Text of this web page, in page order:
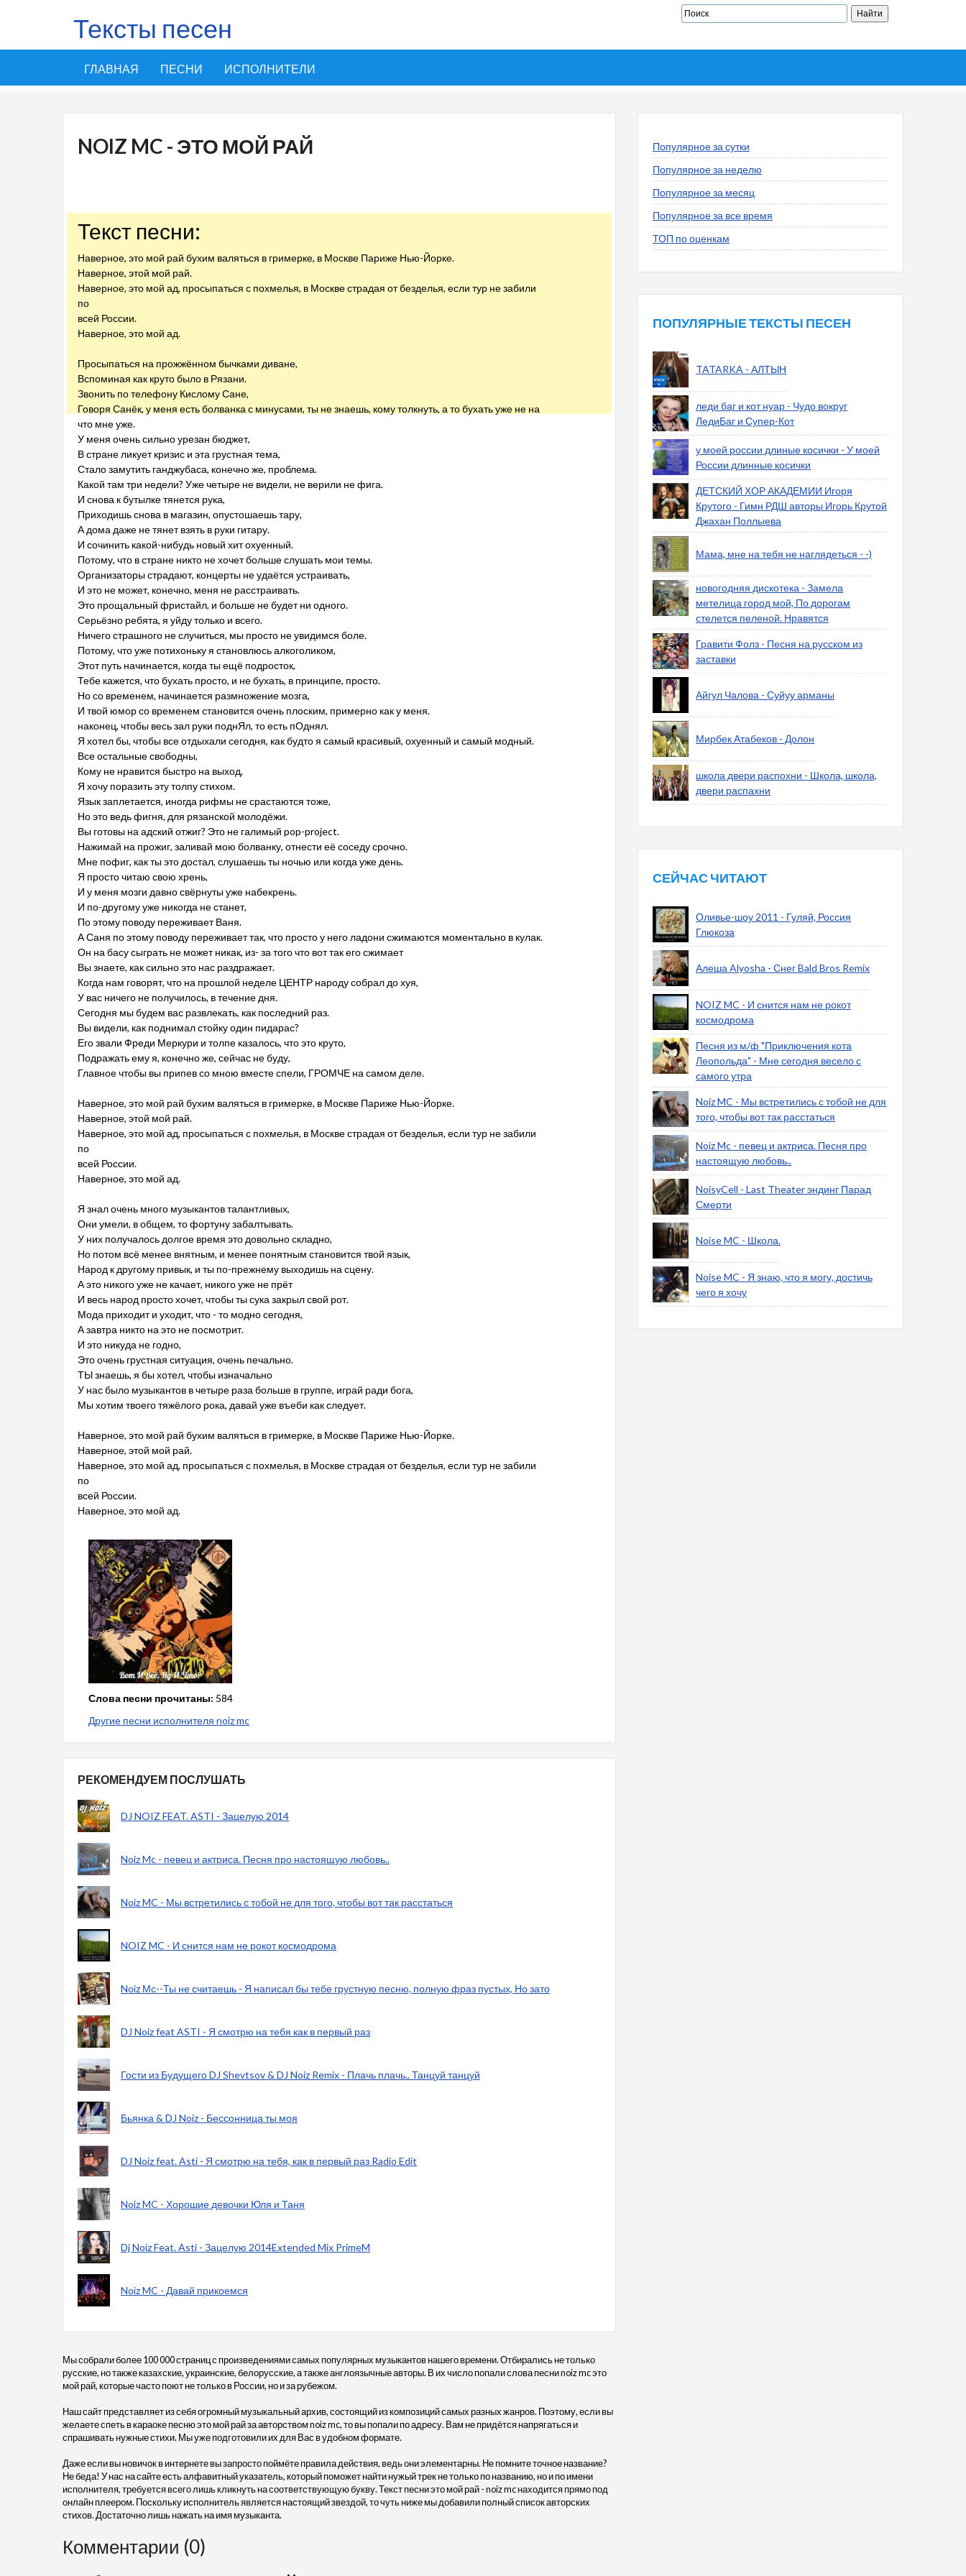
Тексты песен
ГЛАВНАЯ ПЕСНИ ИСПОЛНИТЕЛИ
NOIZ MC - ЭТО МОЙ РАЙ
Текст песни:
Наверное, это мой рай бухим валяться в гримерке, в Москве Париже Нью-Йорке.
Наверное, этой мой рай.
Наверное, это мой ад, просыпаться с похмелья, в Москве страдая от безделья, если тур не забили
по
всей России.
Наверное, это мой ад.
Просыпаться на прожжённом бычками диване,
Вспоминая как круто было в Рязани.
Звонить по телефону Кислому Сане,
Говоря Санёк, у меня есть болванка с минусами, ты не знаешь, кому толкнуть, а то бухать уже не на
что мне уже.
У меня очень сильно урезан бюджет,
В стране ликует кризис и эта грустная тема,
Стало замутить ганджубаса, конечно же, проблема.
Какой там три недели? Уже четыре не видели, не верили не фига.
И снова к бутылке тянется рука,
Приходишь снова в магазин, опустошаешь тару,
А дома даже не тянет взять в руки гитару.
И сочинить какой-нибудь новый хит охуенный.
Потому, что в стране никто не хочет больше слушать мои темы.
Организаторы страдают, концерты не удаётся устраивать,
И это не может, конечно, меня не расстраивать.
Это прощальный фристайл, и больше не будет ни одного.
Серьёзно ребята, я уйду только и всего.
Ничего страшного не случиться, мы просто не увидимся боле.
Потому, что уже потихоньку я становлюсь алкоголиком,
Этот путь начинается, когда ты ещё подросток,
Тебе кажется, что бухать просто, и не бухать, в принципе, просто.
Но со временем, начинается размножение мозга,
И твой юмор со временем становится очень плоским, примерно как у меня.
наконец, чтобы весь зал руки поднЯл, то есть пОднял.
Я хотел бы, чтобы все отдыхали сегодня, как будто я самый красивый, охуенный и самый модный.
Все остальные свободны,
Кому не нравится быстро на выход,
Я хочу поразить эту толпу стихом.
Язык заплетается, иногда рифмы не срастаются тоже,
Но это ведь фигня, для рязанской молодёжи.
Вы готовы на адский отжиг? Это не галимый pop-project.
Нажимай на прожиг, заливай мою болванку, отнести её соседу срочно.
Мне пофиг, как ты это достал, слушаешь ты ночью или когда уже день.
Я просто читаю свою хрень,
И у меня мозги давно свёрнуты уже набекрень.
И по-другому уже никогда не станет,
По этому поводу переживает Ваня.
А Саня по этому поводу переживает так, что просто у него ладони сжимаются моментально в кулак.
Он на басу сыграть не может никак, из- за того что вот так его сжимает
Вы знаете, как сильно это нас раздражает.
Когда нам говорят, что на прошлой неделе ЦЕНТР народу собрал до хуя,
У вас ничего не получилось, в течение дня.
Сегодня мы будем вас развлекать, как последний раз.
Вы видели, как поднимал стойку один пидарас?
Его звали Фреди Меркури и толпе казалось, что это круто,
Подражать ему я, конечно же, сейчас не буду,
Главное чтобы вы припев со мною вместе спели, ГРОМЧЕ на самом деле.
Наверное, это мой рай бухим валяться в гримерке, в Москве Париже Нью-Йорке.
Наверное, этой мой рай.
Наверное, это мой ад, просыпаться с похмелья, в Москве страдая от безделья, если тур не забили
по
всей России.
Наверное, это мой ад.
Я знал очень много музыкантов талантливых,
Они умели, в общем, то фортуну забалтывать.
У них получалось долгое время это довольно складно,
Но потом всё менее внятным, и менее понятным становится твой язык,
Народ к другому привык, и ты по-прежнему выходишь на сцену.
А это никого уже не качает, никого уже не прёт
И весь народ просто хочет, чтобы ты сука закрыл свой рот.
Мода приходит и уходит, что - то модно сегодня,
А завтра никто на это не посмотрит.
И это никуда не годно,
Это очень грустная ситуация, очень печально.
ТЫ знаешь, я бы хотел, чтобы изначально
У нас было музыкантов в четыре раза больше в группе, играй ради бога,
Мы хотим твоего тяжёлого рока, давай уже въеби как следует.
Наверное, это мой рай бухим валяться в гримерке, в Москве Париже Нью-Йорке.
Наверное, этой мой рай.
Наверное, это мой ад, просыпаться с похмелья, в Москве страдая от безделья, если тур не забили
по
всей России.
Наверное, это мой ад.
Слова песни прочитаны: 584
Другие песни исполнителя noiz mc
РЕКОМЕНДУЕМ ПОСЛУШАТЬ
DJ NOIZ FEAT. ASTI - Зацелую 2014
Noiz Mc - певец и актриса. Песня про настоящую любовь..
Noiz MC - Мы встретились с тобой не для того, чтобы вот так расстаться
NOIZ MC - И снится нам не рокот космодрома
Noiz Мс--Ты не считаешь - Я написал бы тебе грустную песню, полную фраз пустых, Но зато
DJ Noiz feat ASTI - Я смотрю на тебя как в первый раз
Гости из Будущего DJ Shevtsov & DJ Noiz Remix - Плачь плачь.. Танцуй танцуй
Бьянка & DJ Noiz - Бессонница ты моя
DJ Noiz feat. Asti - Я смотрю на тебя, как в первый раз Radio Edit
Noiz MC - Хорошие девочки Юля и Таня
Dj Noiz Feat. Asti - Зацелую 2014Extended Mix PrimeM
Noiz MC - Давай прикоемся
Мы собрали более 100 000 страниц с произведениями самых популярных музыкантов нашего времени. Отбирались не только
русские, но также казахские, украинские, белорусские, а также англоязычные авторы. В их число попали слова песни noiz mc это
мой рай, которые часто поют не только в России, но и за рубежом.
Наш сайт представляет из себя огромный музыкальный архив, состоящий из композиций самых разных жанров. Поэтому, если вы
желаете спеть в караоке песню это мой рай за авторством noiz mc, то вы попали по адресу. Вам не придётся напрягаться и
спрашивать нужные стихи. Мы уже подготовили их для Вас в удобном формате.
Даже если вы новичок в интернете вы запросто поймёте правила действия, ведь они элементарны. Не помните точное название?
Не беда! У нас на сайте есть алфавитный указатель, который поможет найти нужый трек не только по названию, но и по имени
исполнителя, требуется всего лишь кликнуть на соответствующую букву. Текст песни это мой рай - noiz mc находится прямо под
онлайн плеером. Поскольку исполнитель является настоящий звездой, то чуть ниже мы добавили полный список авторских
стихов. Достаточно лишь нажать на имя музыканта.
Комментарии (0)
Популярное за сутки
Популярное за неделю
Популярное за месяц
Популярное за все время
ТОП по оценкам
ПОПУЛЯРНЫЕ ТЕКСТЫ ПЕСЕН
TATARKA - АЛТЫН
леди баг и кот нуар - Чудо вокруг
ЛедиБаг и Супер-Кот
у моей россии длиные косички - У моей
России длинные косички
ДЕТСКИЙ ХОР АКАДЕМИИ Игоря
Крутого - Гимн РДШ авторы Игорь Крутой
Джахан Поллыева
Мама, мне на тебя не наглядеться - -)
новогодняя дискотека - Замела
метелица город мой, По дорогам
стелется пеленой. Нравятся
Гравити Фолз - Песня на русском из
заставки
Айгул Чалова - Суйуу арманы
Мирбек Атабеков - Долон
школа двери распохни - Школа, школа,
двери распахни
СЕЙЧАС ЧИТАЮТ
Оливье-шоу 2011 - Гуляй, Россия
Глюкоза
Алеша Alyosha - Снег Bald Bros Remix
NOIZ MC - И снится нам не рокот
космодрома
Песня из м/ф "Приключения кота
Леопольда" - Мне сегодня весело с
самого утра
Noiz MC - Мы встретились с тобой не для
того, чтобы вот так расстаться
Noiz Mc - певец и актриса. Песня про
настоящую любовь..
NoisyCell - Last Theater эндинг Парад
Смерти
Noise MC - Школа.
Noise MC - Я знаю, что я могу, достичь
чего я хочу